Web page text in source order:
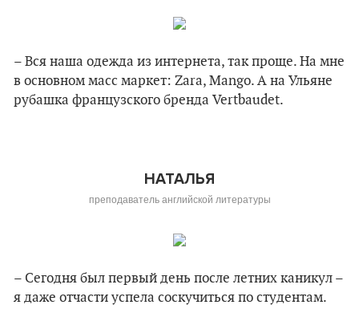
– Вся наша одежда из интернета, так проще. На мне
в основном масс маркет: Zara, Mango. А на Ульяне
рубашка французского бренда Vertbaudet.
НАТАЛЬЯ
преподаватель английской литературы
– Сегодня был первый день после летних каникул –
я даже отчасти успела соскучиться по студентам.